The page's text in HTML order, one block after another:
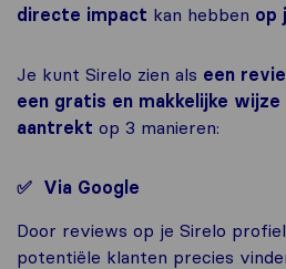
directe impact kan hebben op
Je kunt Sirelo zien als een
een gratis en makkelijke
aantrekt op 3 manieren:
✅ Via Google
Door reviews op je Sirelo
potentiële klanten precies